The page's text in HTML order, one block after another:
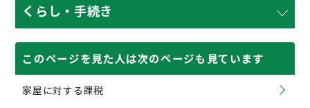
くらし・手続き
このページを見た人は次のページも見ています
家屋に対する課税